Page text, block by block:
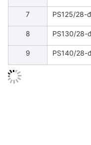
7 PS125/28-
8 PS130/28-
9 PS140/28-